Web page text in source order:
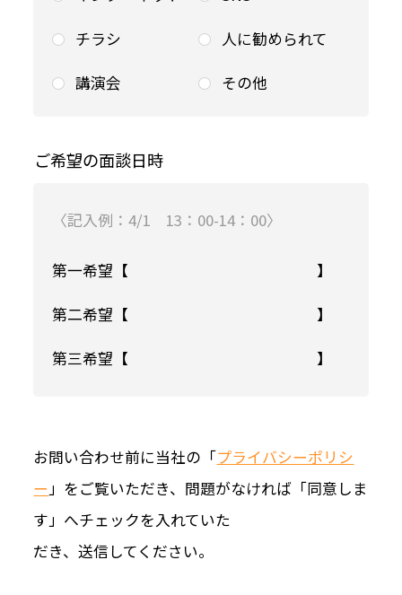
チラシ 人に勧められて
講演会 その他
ご希望の面談日時
〈記入例：4/1 13：00-14：00〉
第一希望【 】
第二希望【 】
第三希望【 】
お問い合わせ前に当社の「プライバシーポリシ
ー 」をご覧いただき、問題がなければ「同意しま
す」へチェックを入れていた
だき、送信してください。